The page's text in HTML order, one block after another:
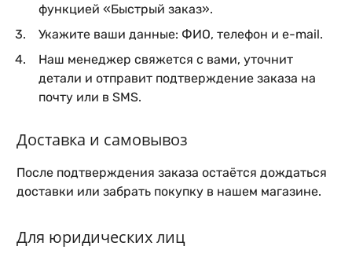
функцией «Быстрый заказ».
Укажите ваши данные: ФИО, телефон и e-mail.
Наш менеджер свяжется с вами, уточнит
детали и отправит подтверждение заказа на
почту или в SMS.
Доставка и самовывоз
После подтверждения заказа остаётся дождаться
доставки или забрать покупку в нашем магазине.
Для юридических лиц